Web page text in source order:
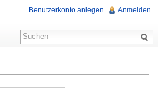
Benutzerkonto anlegen Anmelden